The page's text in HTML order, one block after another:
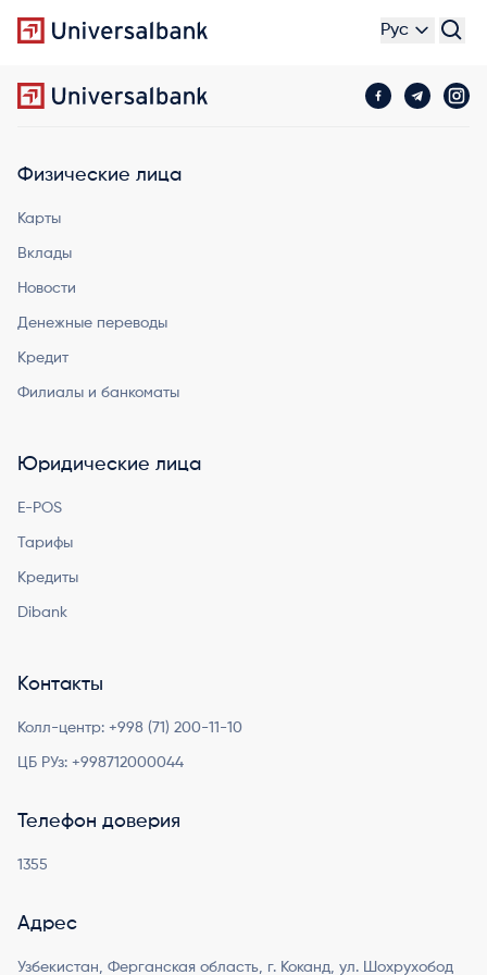
Рус
Физические лица
Карты
Вклады
Новости
Денежные переводы
Кредит
Филиалы и банкоматы
Юридические лица
E-POS
Тарифы
Кредиты
Dibank
Контакты
Колл-центр: +998 (71) 200-11-10
ЦБ РУз: +998712000044
Телефон доверия
1355
Адрес
Узбекистан, Ферганская область, г. Коканд, ул. Шохрухобод